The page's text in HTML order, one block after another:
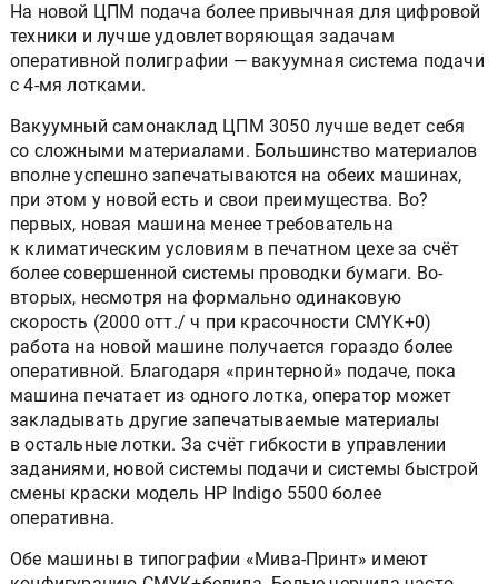
На новой ЦПМ подача более привычная для цифровой
техники и лучше удовлетворяющая задачам
оперативной полиграфии — вакуумная система подачи
с 4-мя лотками.
Вакуумный самонаклад ЦПМ 3050 лучше ведет себя
со сложными материалами. Большинство материалов
вполне успешно запечатываются на обеих машинах,
при этом у новой есть и свои преимущества. Во?
первых, новая машина менее требовательна
к климатическим условиям в печатном цехе за счёт
более совершенной системы проводки бумаги. Во-
вторых, несмотря на формально одинаковую
скорость (2000 отт./ ч при красочности CMYK+0)
работа на новой машине получается гораздо более
оперативной. Благодаря «принтерной» подаче, пока
машина печатает из одного лотка, оператор может
закладывать другие запечатываемые материалы
в остальные лотки. За счёт гибкости в управлении
заданиями, новой системы подачи и системы быстрой
смены краски модель HP Indigo 5500 более
оперативна.
Обе машины в типографии «Мива-Принт» имеют